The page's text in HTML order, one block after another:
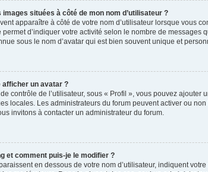
images situées à côté de mon nom d’utilisateur ?
apparaître à côté de votre nom d’utilisateur lorsque vous
d’indiquer votre activité selon le nombre de messages
sous le nom d’avatar qui est bien souvent unique et
afficher un avatar ?
contrôle de l’utilisateur, sous « Profil », vous pouvez
locales. Les administrateurs du forum peuvent activer ou
invitons à contacter un administrateur du forum.
et comment puis-je le modifier ?
en dessous de votre nom d’utilisateur, indiquent